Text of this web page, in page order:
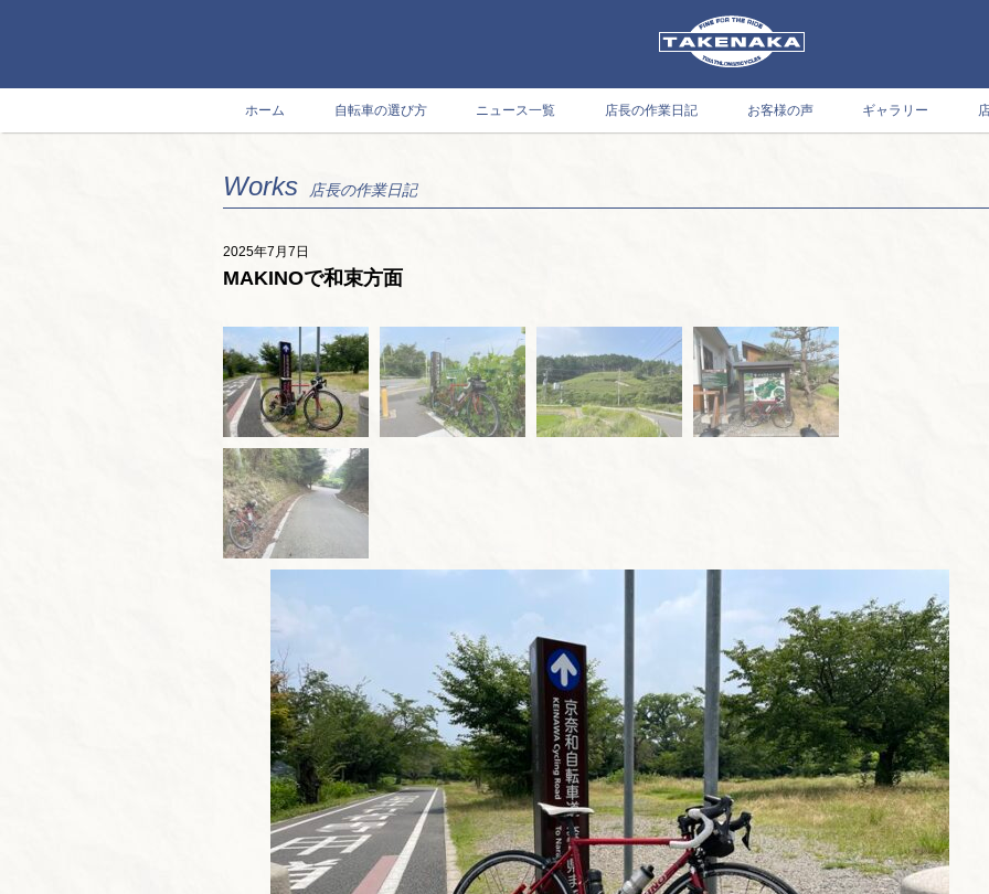
ホーム 自転車の選び方 ニュース一覧 店長の作業日記 お客様の声 ギャラリー
Works 店長の作業日記
2025年7月7日
MAKINOで和束方面